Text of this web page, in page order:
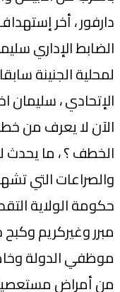
دارفور ، أخر
الضابط الإداري
لمحلية الجنينة
الإتحادي ،
الآن لا يعرف من
الخطف ؟ ، ما يحدث
والصراعات التي
حكومة الولاية
مبرر وغيركريم
موظفي الدولة
من أمراض